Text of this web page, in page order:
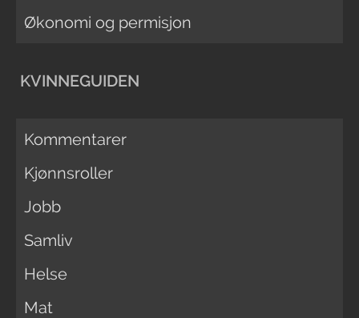
Økonomi og permisjon
KVINNEGUIDEN
Kommentarer
Kjønnsroller
Jobb
Samliv
Helse
Mat